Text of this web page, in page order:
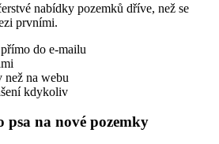
nabídky pozemků dříve, než se
prvními.
do e-mailu
na webu
kdykoliv
psa na nové pozemky